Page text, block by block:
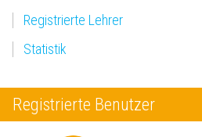
Registrierte Lehrer
Statistik
Registrierte Benutzer